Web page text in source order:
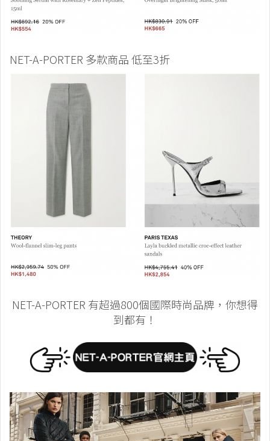
NET-A-PORTER 多款商品 低至3折
NET-A-PORTER 有超過800個國際時尚品牌，你想得
到都有！